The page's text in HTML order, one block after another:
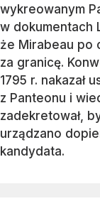
wykreowanym
w dokumentach
że Mirabeau po
za granicę.
1795 r. nakazał
z Panteonu i
zadekretował,
urządzano
kandydata.